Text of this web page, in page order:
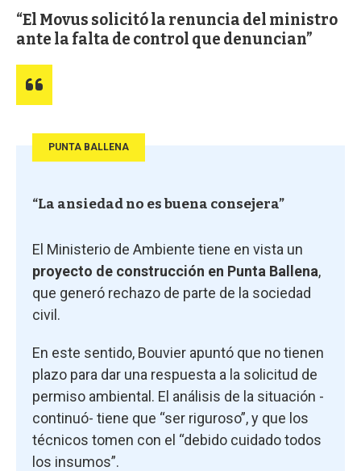
El Movus solicitó la renuncia del ministro
ante la falta de control que denuncian
PUNTA BALLENA
“La ansiedad no es buena consejera”
El Ministerio de Ambiente tiene en vista un
proyecto de construcción en Punta Ballena,
que generó rechazo de parte de la sociedad
civil.
En este sentido, Bouvier apuntó que no tienen
plazo para dar una respuesta a la solicitud de
permiso ambiental. El análisis de la situación -
continuó- tiene que “ser riguroso”, y que los
técnicos tomen con el “debido cuidado todos
los insumos”.